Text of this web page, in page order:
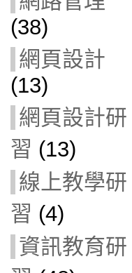
(38)
網頁設計
(13)
網頁設計研
習 (13)
線上教學研
習 (4)
資訊教育研